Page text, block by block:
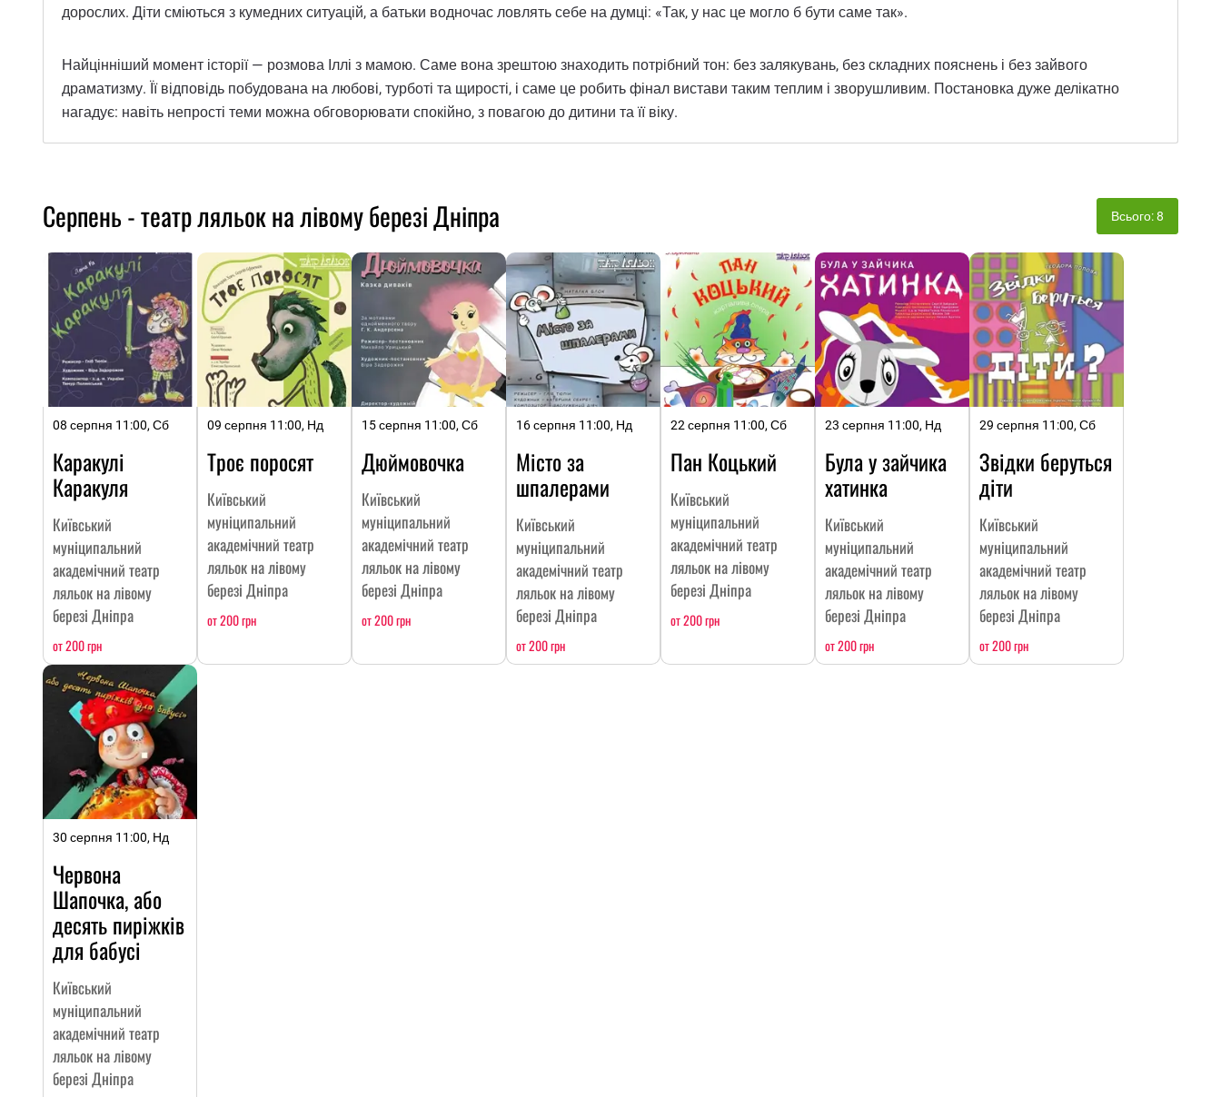
дорослих. Діти сміються з кумедних ситуацій, а батьки водночас ловлять себе на думці: «Так, у нас це могло б бути саме так».
Найцінніший момент історії — розмова Іллі з мамою. Саме вона зрештою знаходить потрібний тон: без залякувань, без складних пояснень і без зайвого
драматизму. Її відповідь побудована на любові, турботі та щирості, і саме це робить фінал вистави таким теплим і зворушливим. Постановка дуже делікатно
нагадує: навіть непрості теми можна обговорювати спокійно, з повагою до дитини та її віку.
Серпень - театр ляльок на лівому березі Дніпра Всього: 8
08 серпня 11:00, Сб
Каракулі
Каракуля
Київський
муніципальний
академічний театр
ляльок на лівому
березі Дніпра
от 200 грн
09 серпня 11:00, Нд
Троє поросят
Київський
муніципальний
академічний театр
ляльок на лівому
березі Дніпра
от 200 грн
15 серпня 11:00, Сб
Дюймовочка
Київський
муніципальний
академічний театр
ляльок на лівому
березі Дніпра
от 200 грн
16 серпня 11:00, Нд
Місто за
шпалерами
Київський
муніципальний
академічний театр
ляльок на лівому
березі Дніпра
от 200 грн
22 серпня 11:00, Сб
Пан Коцький
Київський
муніципальний
академічний театр
ляльок на лівому
березі Дніпра
от 200 грн
23 серпня 11:00, Нд
Була у зайчика
хатинка
Київський
муніципальний
академічний театр
ляльок на лівому
березі Дніпра
от 200 грн
29 серпня 11:00, Сб
Звідки беруться
діти
Київський
муніципальний
академічний театр
ляльок на лівому
березі Дніпра
от 200 грн
30 серпня 11:00, Нд
Червона
Шапочка, або
десять пиріжків
для бабусі
Київський
муніципальний
академічний театр
ляльок на лівому
березі Дніпра